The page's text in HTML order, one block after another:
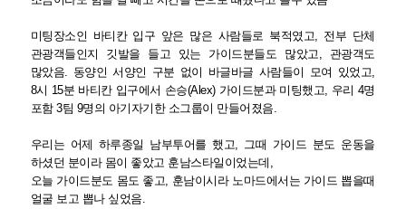
미팅장소인 바티칸 입구 앞은 많은 사람들로 북적였고, 전부 단체
관광객들인지 깃발을 들고 있는 가이드분들도 많았고, 관광객도
많았음. 동양인 서양인 구분 없이 바글바글 사람들이 모여 있었고,
8시 15분 바티칸 입구에서 손승(Alex) 가이드분과 미팅했고, 우리 4명
포함 3팀 9명의 아기자기한 소그룹이 만들어졌음.
우리는 어제 하루종일 남부투어를 했고, 그때 가이드 분도 운동을
하셨던 분이라 몸이 좋았고 훈남스타일이었는데,
오늘 가이드분도 몸도 좋고, 훈남이시라 노마드에서는 가이드 뽑을때
얼굴 보고 뽑나 싶었음.